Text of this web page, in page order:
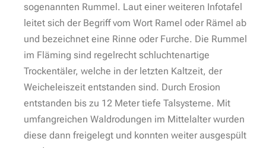
sogenannten Rummel. Laut einer weiteren Infotafel
leitet sich der Begriff vom Wort Ramel oder Rämel ab
und bezeichnet eine Rinne oder Furche. Die Rummel
im Fläming sind regelrecht schluchtenartige
Trockentäler, welche in der letzten Kaltzeit, der
Weicheleiszeit entstanden sind. Durch Erosion
entstanden bis zu 12 Meter tiefe Talsysteme. Mit
umfangreichen Waldrodungen im Mittelalter wurden
diese dann freigelegt und konnten weiter ausgespült